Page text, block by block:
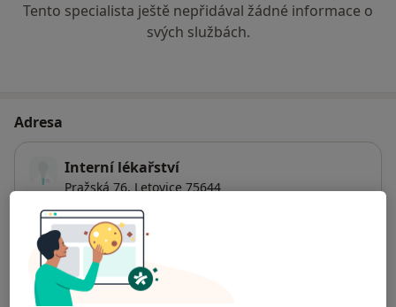
Tento specialista ještě nepřidával žádné informace o
svých službách.
Adresa
Interní lékařství
Pražská 76, Letovice75644
Dostupnost
Na této adrese online kalendář není aktivní